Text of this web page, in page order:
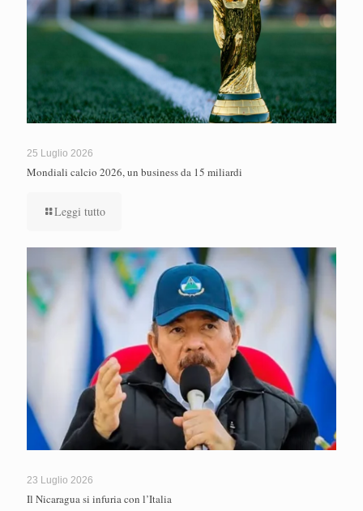
25 Luglio 2026
Mondiali calcio 2026, un business da 15 miliardi
Leggi tutto
23 Luglio 2026
Il Nicaragua si infuria con l’Italia